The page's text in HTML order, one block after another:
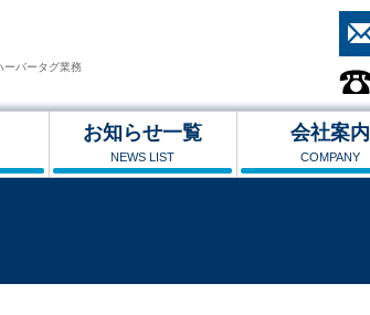
ーバータグ業務
お知らせ一覧
NEWS LIST
会社案内
COMPANY